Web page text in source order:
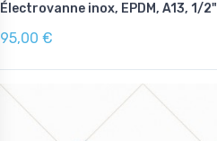
Électrovanne inox, EPDM, A13, 1/2"
95,00 €